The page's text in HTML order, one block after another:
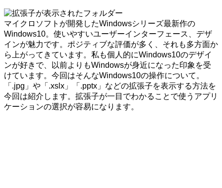
マイクロソフトが開発したWindowsシリーズ最新作の
Windows10。使いやすいユーザーインターフェース、デザ
インが魅力です。ポジティブな評価が多く、それも多方面か
ら上がってきています。私も個人的にWindows10のデザイ
ンが好きで、以前よりもWindowsが身近になった印象を受
けています。今回はそんなWindows10の操作について。
「.jpg」や「.xslx」「.pptx」などの拡張子を表示する方法を
今回は紹介します。拡張子が一目でわかることで使うアプリ
ケーションの選択が容易になります。